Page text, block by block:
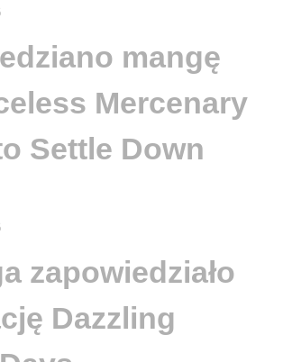
mangę
Mercenary
Settle Down
zapowiedziało
Dazzling